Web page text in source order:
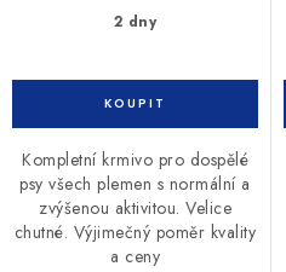
2 dny
Kompletní krmivo pro dospělé
psy všech plemen s normální a
zvýšenou aktivitou. Velice
chutné. Výjimečný poměr kvality
a ceny